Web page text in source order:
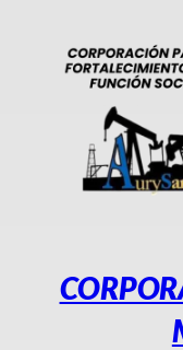
contenido